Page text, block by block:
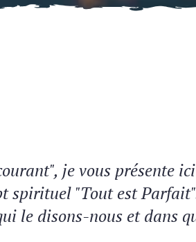
je vous présente
spirituel "Tout est
le disons-nous et dans